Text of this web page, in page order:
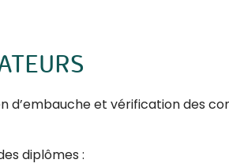
et vérification des
diplômes :